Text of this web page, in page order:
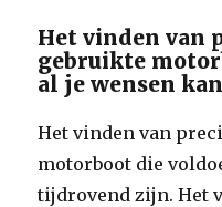
Het vinden van
gebruikte
al je wensen
Het vinden van
motorboot die
tijdrovend zijn. Het